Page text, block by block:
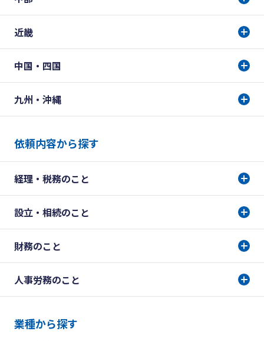
近畿
中国・四国
九州・沖縄
依頼内容から探す
経理・税務のこと
設立・相続のこと
財務のこと
人事労務のこと
業種から探す